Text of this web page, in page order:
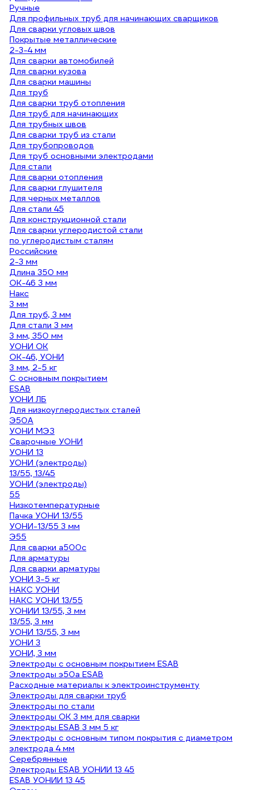
Ручные
Для профильных труб для начинающих сварщиков
Для сварки угловых швов
Покрытые металлические
2-3-4 мм
Для сварки автомобилей
Для сварки кузова
Для сварки машины
Для труб
Для сварки труб отопления
Для труб для начинающих
Для трубных швов
Для сварки труб из стали
Для трубопроводов
Для труб основными электродами
Для стали
Для сварки отопления
Для сварки глушителя
Для черных металлов
Для стали 45
Для конструкционной стали
Для сварки углеродистой стали
по углеродистым сталям
Российские
2-3 мм
Длина 350 мм
ОК-46 3 мм
Накс
3 мм
Для труб, 3 мм
Для стали 3 мм
3 мм, 350 мм
УОНИ ОК
ОК-46, УОНИ
3 мм, 2-5 кг
С основным покрытием
ESAB
УОНИ ЛБ
Для низкоуглеродистых сталей
Э50А
УОНИ МЭЗ
Сварочные УОНИ
УОНИ 13
УОНИ (электроды)
13/55, 13/45
УОНИ (электроды)
55
Низкотемпературные
Пачка УОНИ 13/55
УОНИ-13/55 3 мм
Э55
Для сварки а500с
Для арматуры
Для сварки арматуры
УОНИ 3-5 кг
НАКС УОНИ
НАКС УОНИ 13/55
УОНИИ 13/55, 3 мм
13/55, 3 мм
УОНИ 13/55, 3 мм
УОНИ 3
УОНИ, 3 мм
Электроды с основным покрытием ESAB
Электроды э50а ESAB
Расходные материалы к электроинструменту
Электроды для сварки труб
Электроды по стали
Электроды ОК 3 мм для сварки
Электроды ESAB 3 мм 5 кг
Электроды с основным типом покрытия с диаметром
электрода 4 мм
Серебрянные
Электроды ESAB УОНИИ 13 45
ESAB УОНИИ 13 45